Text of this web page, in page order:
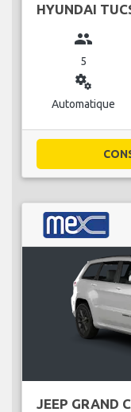
HYUNDAI
group
5
miscellaneous_services
Automatique
JEEP GRAND